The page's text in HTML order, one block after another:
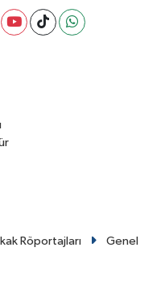
Röportajları
Genel